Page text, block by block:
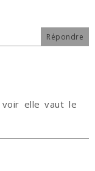
Répondre
elle vaut le